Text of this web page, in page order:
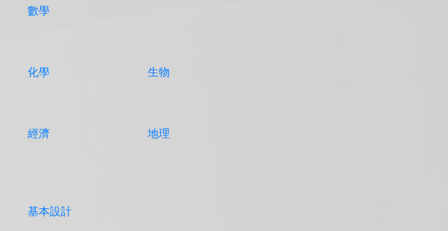
數學
化學 生物
經濟
地理
基本設計